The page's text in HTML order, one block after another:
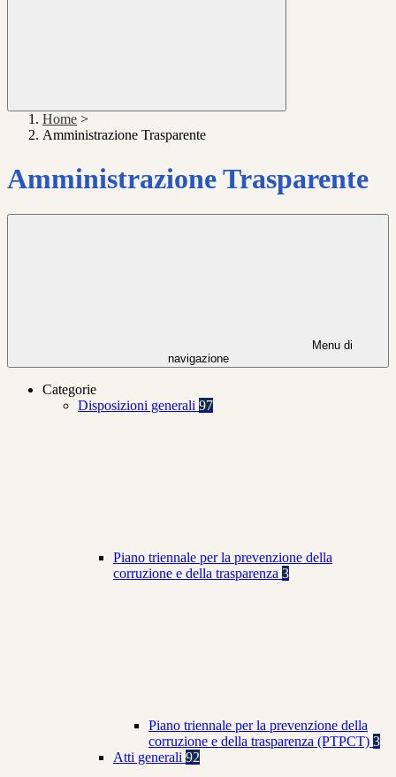
Home >
Amministrazione Trasparente
Amministrazione Trasparente
Menu di
navigazione
Categorie
Disposizioni generali 97
Piano triennale per la prevenzione della
corruzione e della trasparenza 3
Piano triennale per la prevenzione della
corruzione e della trasparenza (PTPCT) 3
Atti generali 92